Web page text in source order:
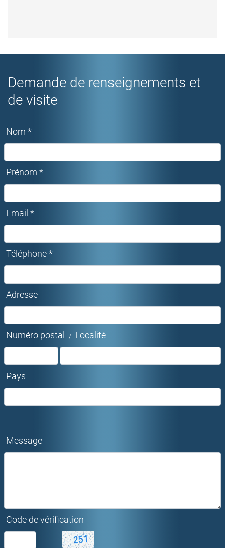
Demande de renseignements et
de visite
Nom *
Prénom *
Email *
Téléphone *
Adresse
Numéro postal / Localité
Pays
Message
Code de vérification